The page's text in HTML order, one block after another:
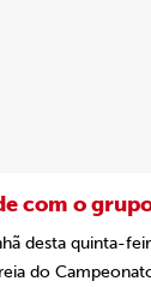
com o
desta quinta-
do